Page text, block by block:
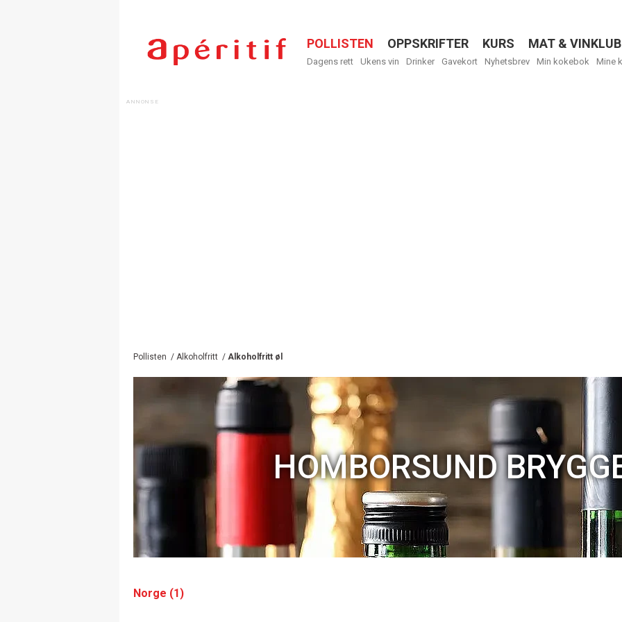
Menu
POLLISTEN OPPSKRIFTER KURS MAT &
Dagens rett Ukens vin Drinker Gavekort Nyhetsbrev Min kokebok Mine
Pollisten / Alkoholfritt / Alkoholfritt øl
HOMBORSUND
Norge (1)